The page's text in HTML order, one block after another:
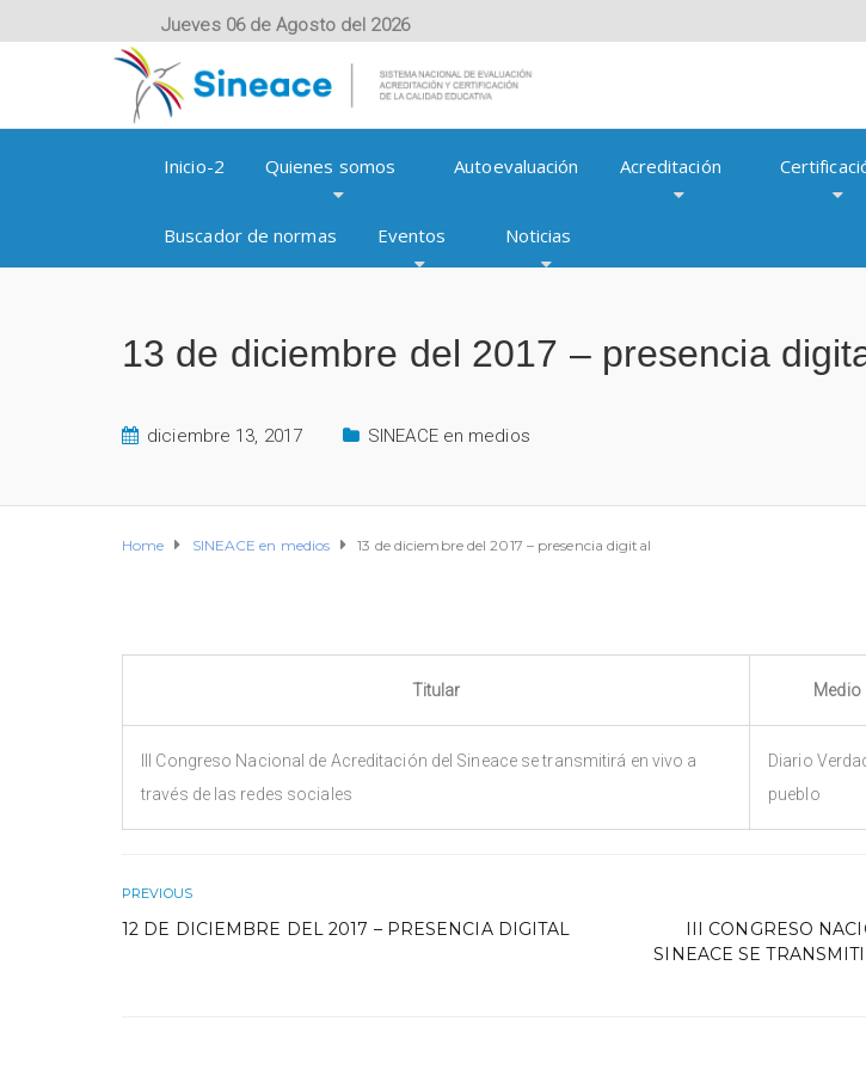
Jueves 06 de Agosto del 2026
Inicio-2 Quienes somos Autoevaluación Acreditación
Buscador de normas Eventos Noticias
13 de diciembre del 2017 – presencia
diciembre 13, 2017 SINEACE en medios
Home SINEACE en medios 13 de diciembre del 2017 – presencia digital
Titular Medio
III Congreso Nacional de Acreditación del Sineace se transmitirá en vivo a
través de las redes sociales
Diario
pueblo
PREVIOUS
12 DE DICIEMBRE DEL 2017 – PRESENCIA DIGITAL
III CONGRESO
SINEACE SE